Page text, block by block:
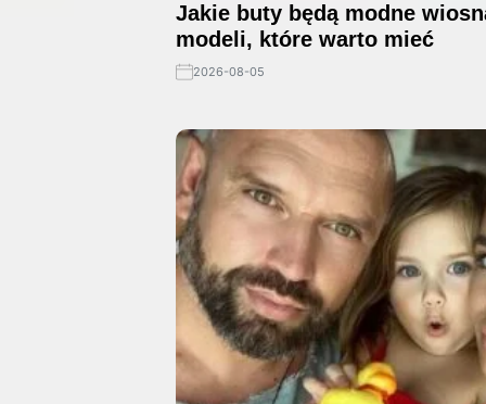
Jakie buty będą modne
modeli, które warto mieć
2026-08-05